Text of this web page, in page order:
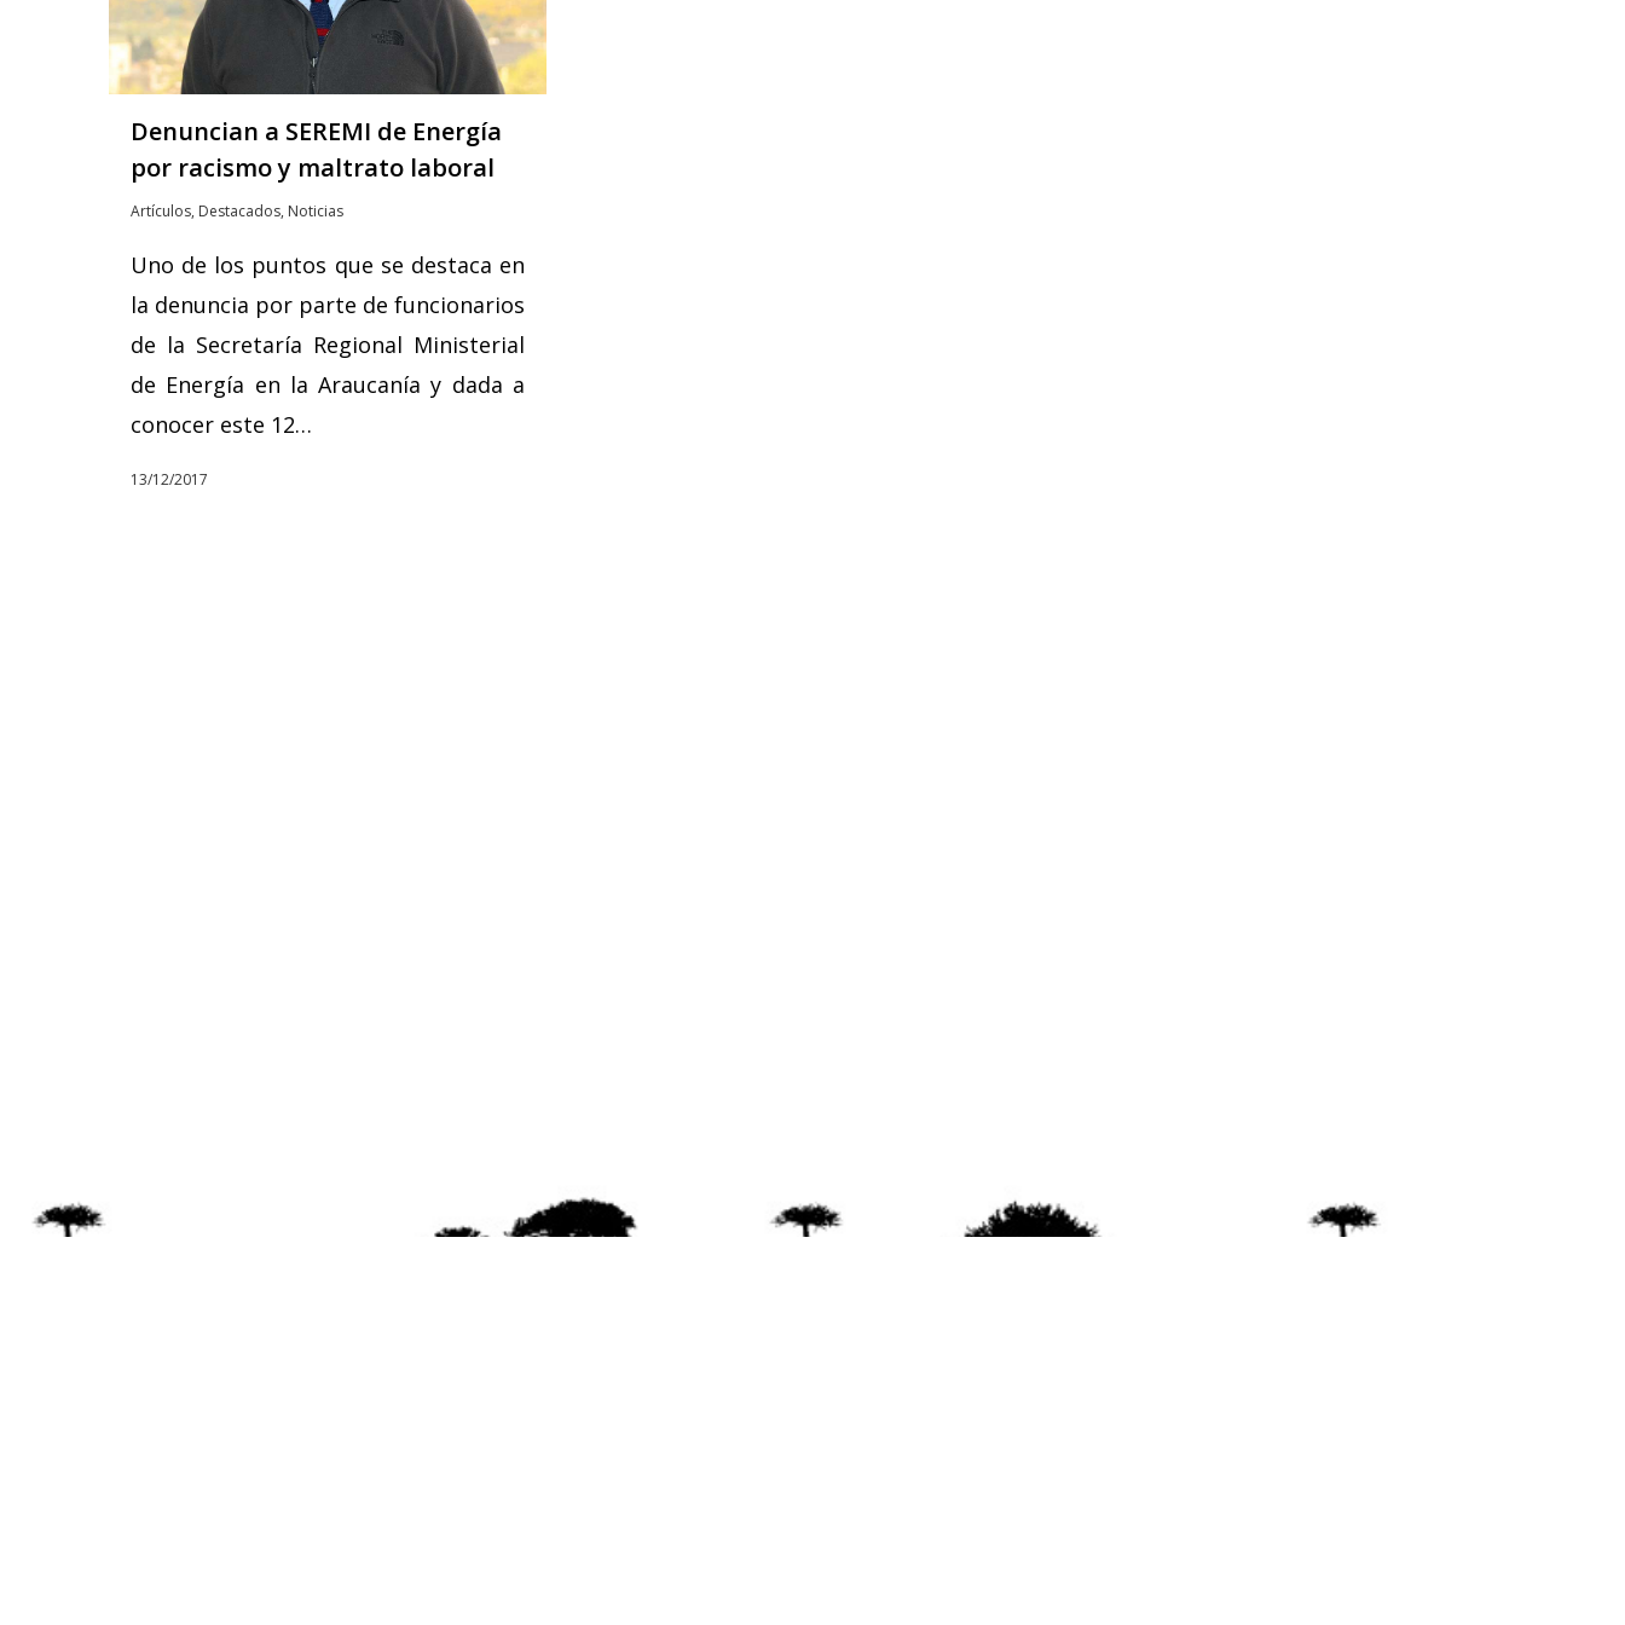
Denuncian a SEREMI de Energía
por racismo y maltrato laboral
Artículos, Destacados, Noticias
Uno de los puntos que se destaca en
la denuncia por parte de funcionarios
de la Secretaría Regional Ministerial
de Energía en la Araucanía y dada a
conocer este 12…
13/12/2017